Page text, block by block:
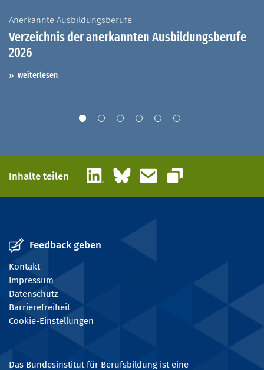
Anerkannte Ausbildungsberufe
Verzeichnis der anerkannten Ausbildungsberufe
2026
weiterlesen
Inhalte teilen LinkedInBlueskyE-Mail
Link kopieren
Feedback geben
Kontakt
Impressum
Datenschutz
Barrierefreiheit
Cookie-Einstellungen
Das Bundesinstitut für Berufsbildung ist eine